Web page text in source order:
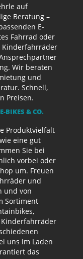
auf
Beratung –
E-
Fahrrad oder
Kinderfahrräder
Wir beraten
und
Schnell,
Preisen.
BIKES & CO.
Produktvielfalt
eine gut
Sie bei
vorbei oder
um. Freuen
und
und von
Sortiment
Kinderfahrräder
uns im Laden
das